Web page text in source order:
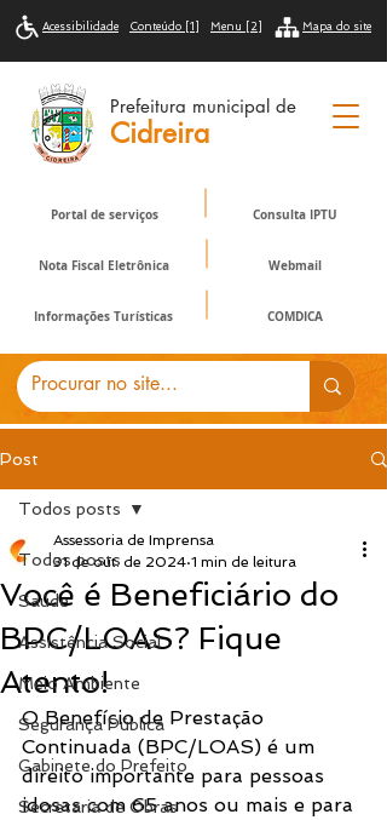
Portal de serviços Consulta IPTU
Nota Fiscal Eletrônica
Informações Turísticas COMDICA
Webmail
Acessibilidade Conteúdo [1] Menu [2] Mapa do site
Prefeitura municipal de
Cidreira
Post
Todos posts
Saúde
Assistência Social
Meio Ambiente
Segurança Pública
Gabinete do Prefeito
Secretaria de Obras
Todos posts
Você é Beneficiário do
BPC/LOAS? Fique
Atento!
Assessoria de Imprensa
31 de out. de 2024 1 min de leitura
O Benefício de Prestação
Continuada (BPC/LOAS) é um
direito importante para pessoas
idosas com 65 anos ou mais e para